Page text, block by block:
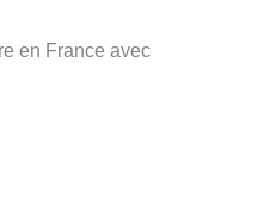
en France avec